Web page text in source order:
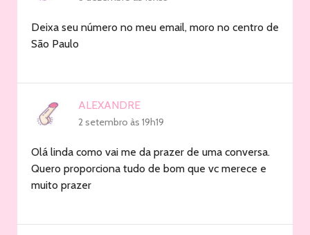
Deixa seu número no meu email, moro no centro de
São Paulo
ALEXANDRE
2 setembro às 19h19
Olá linda como vai me da prazer de uma conversa.
Quero proporciona tudo de bom que vc merece e
muito prazer